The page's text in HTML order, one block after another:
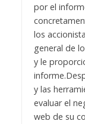
por el
los
general de
y le
informe.
y las
evaluar el
web de su